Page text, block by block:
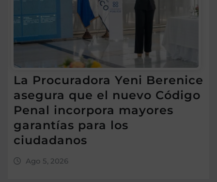
La Procuradora Yeni Berenice
asegura que el nuevo Código
Penal incorpora mayores
garantías para los
ciudadanos
Ago 5, 2026